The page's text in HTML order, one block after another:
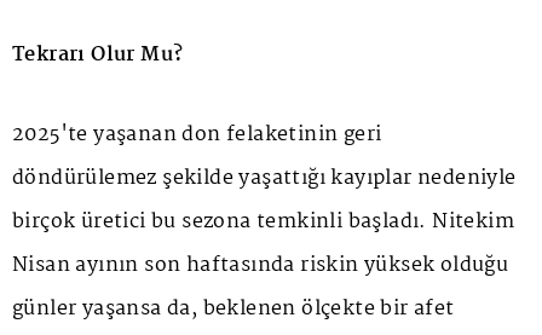
Tekrarı Olur Mu?
2025'te yaşanan don felaketinin geri
döndürülemez şekilde yaşattığı kayıplar nedeniyle
birçok üretici bu sezona temkinli başladı. Nitekim
Nisan ayının son haftasında riskin yüksek olduğu
günler yaşansa da, beklenen ölçekte bir afet